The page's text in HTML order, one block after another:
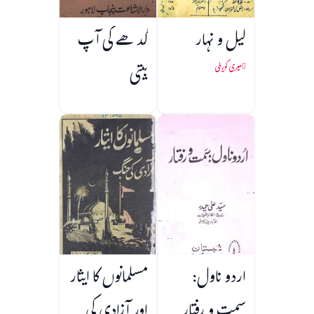
لیل و نہار
میری کوریلی
گدھے کی آپ
بیتی
اردو ناول: مسلمانوں کا ایثار